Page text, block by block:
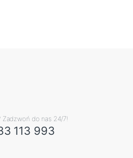
Zadzwoń do nas 24/7!
113 993